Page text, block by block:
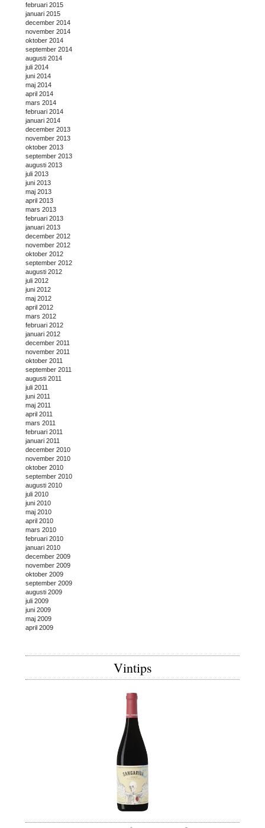
februari 2015
januari 2015
december 2014
november 2014
oktober 2014
september 2014
augusti 2014
juli 2014
juni 2014
maj 2014
april 2014
mars 2014
februari 2014
januari 2014
december 2013
november 2013
oktober 2013
september 2013
augusti 2013
juli 2013
juni 2013
maj 2013
april 2013
mars 2013
februari 2013
januari 2013
december 2012
november 2012
oktober 2012
september 2012
augusti 2012
juli 2012
juni 2012
maj 2012
april 2012
mars 2012
februari 2012
januari 2012
december 2011
november 2011
oktober 2011
september 2011
augusti 2011
juli 2011
juni 2011
maj 2011
april 2011
mars 2011
februari 2011
januari 2011
december 2010
november 2010
oktober 2010
september 2010
augusti 2010
juli 2010
juni 2010
maj 2010
april 2010
mars 2010
februari 2010
januari 2010
december 2009
november 2009
oktober 2009
september 2009
augusti 2009
juli 2009
juni 2009
maj 2009
april 2009
Vintips